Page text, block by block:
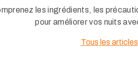
les ingrédients, les
pour améliorer vos nuits
Tous les articles